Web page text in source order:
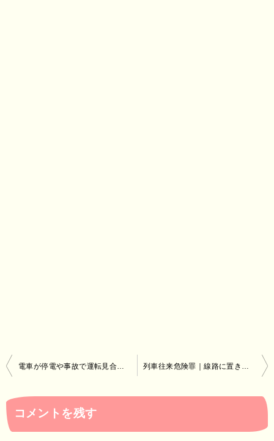
投
ナ
ビ
電車が停電や事故で運転見合わせしたときの鉄道会社の対応 列車往来危険罪｜線路に置き石で死刑または無期懲役
コメントを残す